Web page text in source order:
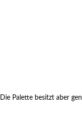
Die Palette besitzt aber